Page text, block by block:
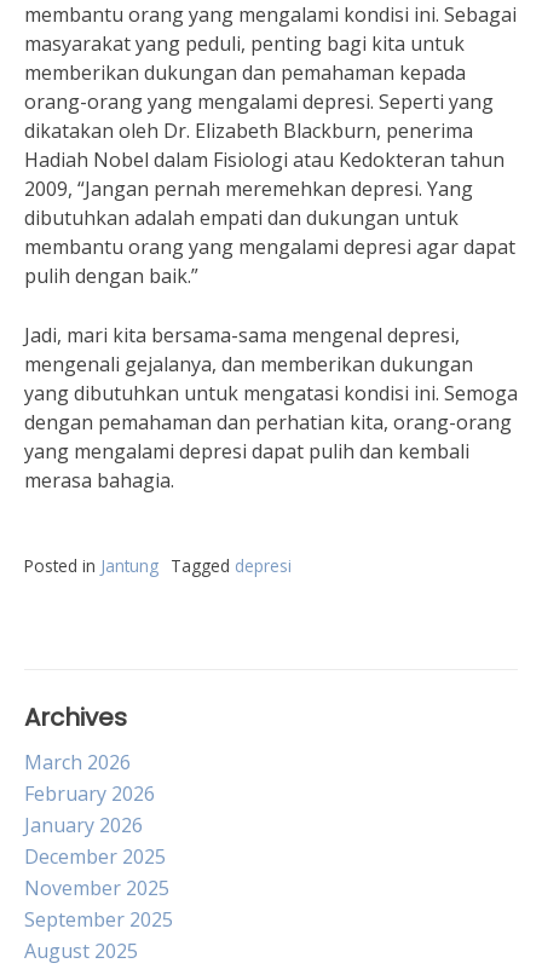
membantu orang yang mengalami kondisi ini. Sebagai
masyarakat yang peduli, penting bagi kita untuk
memberikan dukungan dan pemahaman kepada
orang-orang yang mengalami depresi. Seperti yang
dikatakan oleh Dr. Elizabeth Blackburn, penerima
Hadiah Nobel dalam Fisiologi atau Kedokteran tahun
2009, “Jangan pernah meremehkan depresi. Yang
dibutuhkan adalah empati dan dukungan untuk
membantu orang yang mengalami depresi agar dapat
pulih dengan baik.”
Jadi, mari kita bersama-sama mengenal depresi,
mengenali gejalanya, dan memberikan dukungan
yang dibutuhkan untuk mengatasi kondisi ini. Semoga
dengan pemahaman dan perhatian kita, orang-orang
yang mengalami depresi dapat pulih dan kembali
merasa bahagia.
Posted in Jantung Tagged depresi
Archives
March 2026
February 2026
January 2026
December 2025
November 2025
September 2025
August 2025